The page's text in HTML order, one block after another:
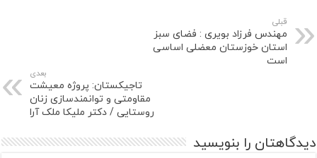
قبلی
مهندس فرزاد بویری : فضای سبز
استان خوزستان معضلی اساسی
است
بعدی
تاجیکستان: پروژه معیشت
مقاومتی و توانمندسازی زنان
روستایی / دکتر ملیکا ملک آرا
دیدگاهتان را بنویسید